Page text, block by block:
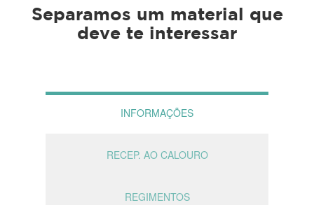
Separamos um material que
deve te interessar
INFORMAÇÕES
RECEP. AO CALOURO
REGIMENTOS